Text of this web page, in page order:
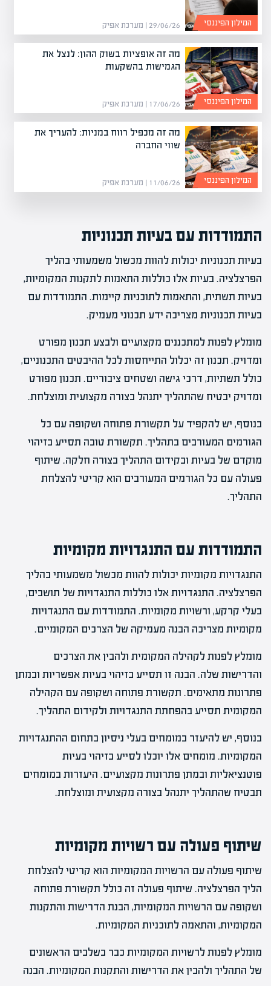
29/06/26 | מערכת אפיק המילון הפיננסי
מה זה אופציות בשוק ההון: לנצל את
הגמישות בהשקעות
17/06/26 | מערכת אפיק המילון הפיננסי
מה זה מכפיל רווח במניות: להעריך את
שווי החברה
11/06/26 | מערכת אפיק המילון הפיננסי
התמודדות עם בעיות תכנוניות
בעיות תכנוניות יכולות להוות מכשול משמעותי בהליך
הפרצלציה. בעיות אלו כוללות התאמות לתקנות המקומיות,
בעיות תשתית, והתאמות לתוכניות קיימות. התמודדות עם
בעיות תכנוניות מצריכה ידע תכנוני מעמיק.
מומלץ לפנות למתכננים מקצועיים ולבצע תכנון מפורט
ומדויק. תכנון זה יכלול התייחסות לכל ההיבטים התכנוניים,
כולל תשתיות, דרכי גישה ושטחים ציבוריים. תכנון מפורט
ומדויק יבטיח שהתהליך יתנהל בצורה מקצועית ומוצלחת.
בנוסף, יש להקפיד על תקשורת פתוחה ושקופה עם כל
הגורמים המעורבים בתהליך. תקשורת טובה תסייע בזיהוי
מוקדם של בעיות ובקידום התהליך בצורה חלקה. שיתוף
פעולה עם כל הגורמים המעורבים הוא קריטי להצלחת
התהליך.
התמודדות עם התנגדויות מקומיות
התנגדויות מקומיות יכולות להוות מכשול משמעותי בהליך
הפרצלציה. התנגדויות אלו כוללות התנגדויות של תושבים,
בעלי קרקע, ורשויות מקומיות. התמודדות עם התנגדויות
מקומיות מצריכה הבנה מעמיקה של הצרכים המקומיים.
מומלץ לפנות לקהילה המקומית ולהבין את הצרכים
והדרישות שלה. הבנה זו תסייע בזיהוי בעיות אפשריות ובמתן
פתרונות מתאימים. תקשורת פתוחה ושקופה עם הקהילה
המקומית תסייע בהפחתת התנגדויות ולקידום התהליך.
בנוסף, יש להיעזר במומחים בעלי ניסיון בתחום ההתנגדויות
המקומיות. מומחים אלו יוכלו לסייע בזיהוי בעיות
פוטנציאליות ובמתן פתרונות מקצועיים. היעזרות במומחים
תבטיח שהתהליך יתנהל בצורה מקצועית ומוצלחת.
שיתוף פעולה עם רשויות מקומיות
שיתוף פעולה עם הרשויות המקומיות הוא קריטי להצלחת
הליך הפרצלציה. שיתוף פעולה זה כולל תקשורת פתוחה
ושקופה עם הרשויות המקומיות, הבנת הדרישות והתקנות
המקומיות, והתאמה לתוכניות המקומיות.
מומלץ לפנות לרשויות המקומיות כבר בשלבים הראשונים
של התהליך ולהבין את הדרישות והתקנות המקומיות. הבנה